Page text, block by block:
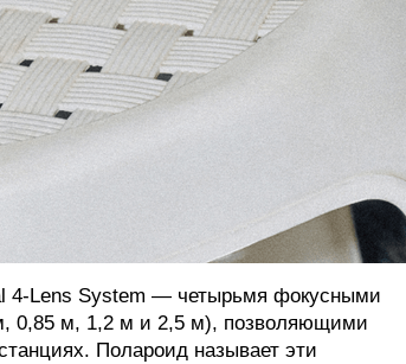
4-Lens System — четырьмя фокусными
0,85 м, 1,2 м и 2,5 м), позволяющими
Полароид называет эти